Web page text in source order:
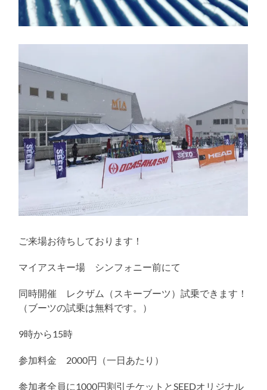
ご来場お待ちしております！
マイアスキー場 シンフォニー前にて
同時開催 レクザム（スキーブーツ）試乗できます！
（ブーツの試乗は無料です。）
9時から15時
参加料金 2000円（一日あたり）
参加者全員に1000円割引チケットとSEEDオリジナル